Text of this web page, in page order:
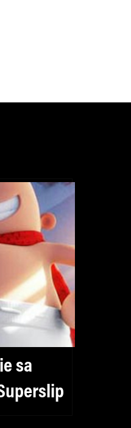
sa